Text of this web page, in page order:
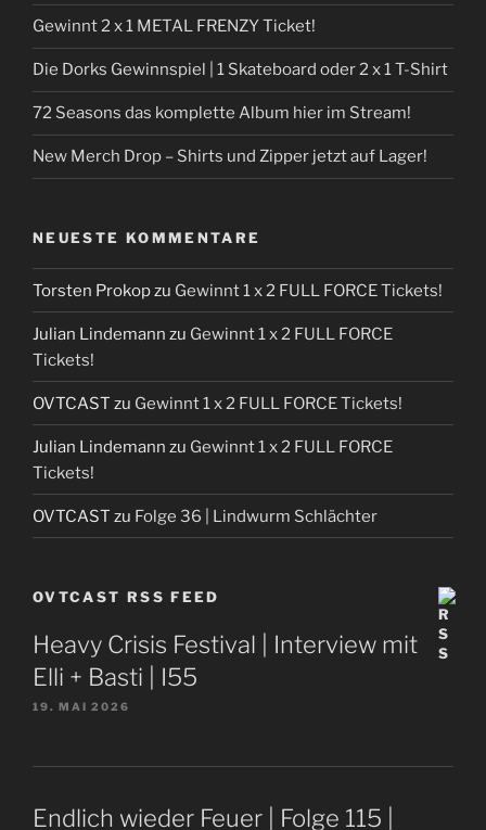
Gewinnt 2 x 1 METAL FRENZY Ticket!
Die Dorks Gewinnspiel | 1 Skateboard oder 2 x 1 T-Shirt
72 Seasons das komplette Album hier im Stream!
New Merch Drop – Shirts und Zipper jetzt auf Lager!
NEUESTE KOMMENTARE
Torsten Prokopzu Gewinnt 1 x 2 FULL FORCE Tickets!
Julian Lindemann zu Gewinnt 1 x 2 FULL FORCE
Tickets!
OVTCAST zu Gewinnt 1 x 2 FULL FORCE Tickets!
Julian Lindemann zu Gewinnt 1 x 2 FULL FORCE
Tickets!
OVTCAST zu Folge 36 | Lindwurm Schlächter
OVTCAST RSS FEED
Heavy Crisis Festival | Interview mit
Elli + Basti | I55
19. MAI 2026
Endlich wieder Feuer | Folge 115 |